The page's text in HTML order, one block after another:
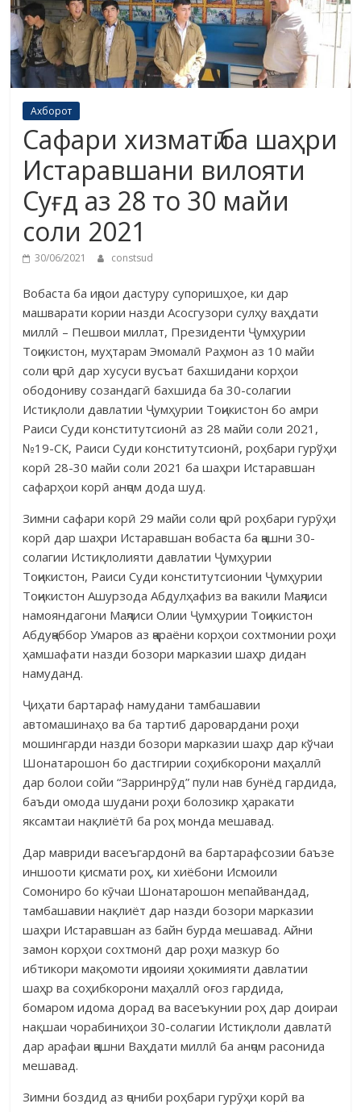
Ахборот
Сафари хизматӣ ба шаҳри
Истаравшани вилояти
Суғд аз 28 то 30 майи
соли 2021
30/06/2021 constsud
Вобаста ба иҷрои дастуру супоришҳое, ки дар
машварати кории назди Асосгузори сулҳу ваҳдати
миллӣ – Пешвои миллат, Президенти Ҷумҳурии
Тоҷикистон, муҳтарам Эмомалӣ Раҳмон аз 10 майи
соли ҷорӣ дар хусуси вусъат бахшидани корҳои
ободониву созандагӣ бахшида ба 30-солагии
Истиқлоли давлатии Ҷумҳурии Тоҷикистон бо амри
Раиси Суди конститутсионӣ аз 28 майи соли 2021,
№19-СК, Раиси Суди конститут­сионӣ, роҳбари гурўҳи
корӣ 28-30 майи соли 2021 ба шаҳри Истаравшан
сафарҳои корӣ анҷом дода шуд.
Зимни сафари корӣ 29 майи соли ҷорӣ роҳбари гурӯҳи
корӣ дар шаҳри Истаравшан вобаста ба ҷашни 30-
солагии Истиқлолияти давлатии Ҷум­ҳурии
Тоҷикистон, Раиси Суди конститутсионии Ҷумҳурии
Тоҷикистон Ашурзода Абдулҳафиз ва вакили Маҷлиси
намояндагони Маҷлиси Олии Ҷумҳурии Тоҷикистон
Абдуҷаббор Умаров аз ҷараёни корҳои сохтмонии роҳи
ҳамшафати назди бозори марказии шаҳр дидан
намуданд.
Ҷиҳати бартараф намудани тамбашавии
автомашинаҳо ва ба тартиб даровардани роҳи
мошингарди назди бозори марказии шаҳр дар кўчаи
Шонатарошон бо дастгирии соҳибкорони маҳаллӣ
дар болои сойи “Зар­ринрӯд” пули нав бунёд гардида,
баъди омода шудани роҳи болозикр ҳаракати
яксамтаи нақлиётӣ ба роҳ монда мешавад.
Дар мавриди васеъгардонӣ ва бартарафсозии баъзе
иншооти қисмати роҳ, ки хиёбони Исмоили
Сомониро бо кӯчаи Шонатарошон мепайвандад,
тамбашавии нақлиёт дар назди бозори марказии
шаҳри Истаравшан аз байн бурда мешавад. Айни
замон корҳои сохтмонӣ дар роҳи мазкур бо
ибтикори мақомоти иҷроияи ҳокимияти давлатии
шаҳр ва соҳибкорони маҳаллӣ оғоз гардида,
бомаром идома дорад ва васеъкунии роҳ дар доираи
нақшаи чорабиниҳои 30-солагии Истиқлоли давлатӣ
дар арафаи ҷашни Ваҳдати миллӣ ба анҷом расонида
мешавад.
Зимни боздид аз ҷониби роҳбари гурӯҳи корӣ ва